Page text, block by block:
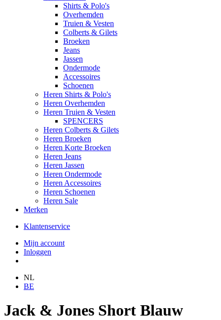
Shirts & Polo's
Overhemden
Truien & Vesten
Colberts & Gilets
Broeken
Jeans
Jassen
Ondermode
Accessoires
Schoenen
Heren Shirts & Polo's
Heren Overhemden
Heren Truien & Vesten
SPENCERS
Heren Colberts & Gilets
Heren Broeken
Heren Korte Broeken
Heren Jeans
Heren Jassen
Heren Ondermode
Heren Accessoires
Heren Schoenen
Heren Sale
Merken
Klantenservice
Mijn account
Inloggen
NL
BE
Jack & Jones Short Blauw